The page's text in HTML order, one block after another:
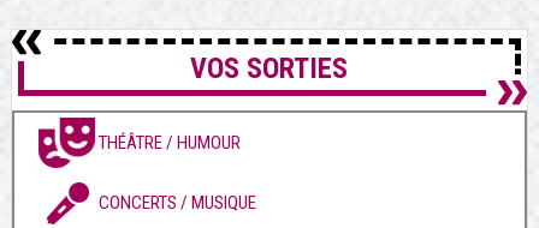
VOS SORTIES
THÉÂTRE / HUMOUR
CONCERTS / MUSIQUE